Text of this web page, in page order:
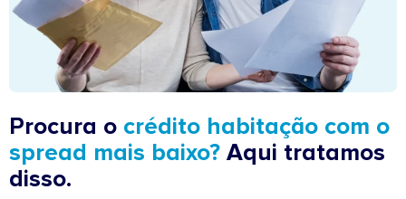
Procura o crédito habitação com o
spread mais baixo? Aqui tratamos
disso.